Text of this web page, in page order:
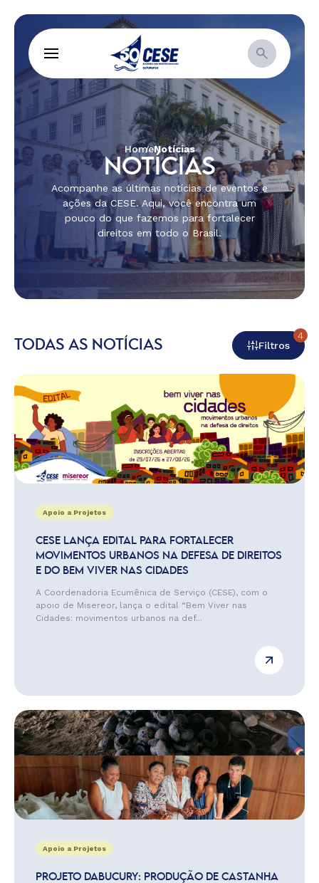
HomeNotícias
NOTÍCIAS
Acompanhe as últimas notícias de eventos e
ações da CESE. Aqui, você encontra um
pouco do que fazemos para fortalecer
direitos em todo o Brasil.
TODAS AS NOTÍCIAS Filtros
4
Apoio a Projetos
CESE LANÇA EDITAL PARA FORTALECER
MOVIMENTOS URBANOS NA DEFESA DE DIREITOS
E DO BEM VIVER NAS CIDADES
A Coordenadoria Ecumênica de Serviço (CESE), com o
apoio de Misereor, lança o edital “Bem Viver nas
Cidades: movimentos urbanos na def...
Apoio a Projetos
PROJETO DABUCURY: PRODUÇÃO DE CASTANHA